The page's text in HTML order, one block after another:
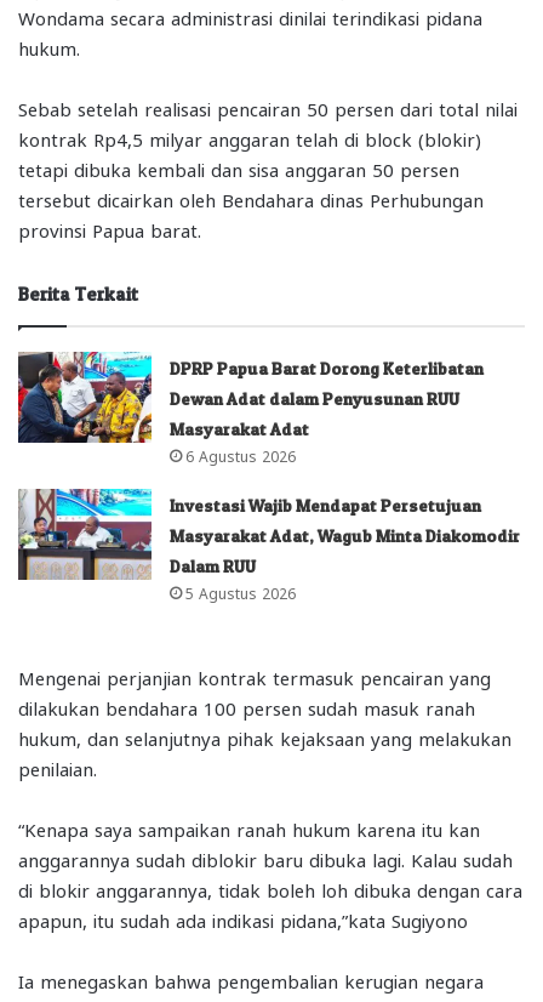
Wondama secara administrasi dinilai terindikasi pidana
hukum.
Sebab setelah realisasi pencairan 50 persen dari total nilai
kontrak Rp4,5 milyar anggaran telah di block (blokir)
tetapi dibuka kembali dan sisa anggaran 50 persen
tersebut dicairkan oleh Bendahara dinas Perhubungan
provinsi Papua barat.
Berita Terkait
DPRP Papua Barat Dorong Keterlibatan
Dewan Adat dalam Penyusunan RUU
Masyarakat Adat
6 Agustus 2026
Investasi Wajib Mendapat Persetujuan
Masyarakat Adat, Wagub Minta Diakomodir
Dalam RUU
5 Agustus 2026
Mengenai perjanjian kontrak termasuk pencairan yang
dilakukan bendahara 100 persen sudah masuk ranah
hukum, dan selanjutnya pihak kejaksaan yang melakukan
penilaian.
“Kenapa saya sampaikan ranah hukum karena itu kan
anggarannya sudah diblokir baru dibuka lagi. Kalau sudah
di blokir anggarannya, tidak boleh loh dibuka dengan cara
apapun, itu sudah ada indikasi pidana,”kata Sugiyono
Ia menegaskan bahwa pengembalian kerugian negara